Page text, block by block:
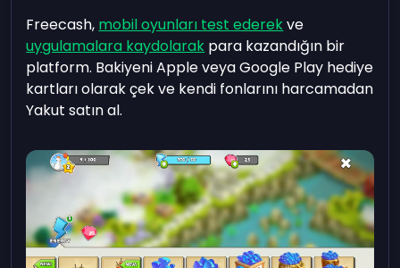
Freecash, mobil oyunları test ederekve
uygulamalara kaydolarak para kazandığın bir
platform. Bakiyeni Apple veya Google Play hediye
kartları olarak çek ve kendi fonlarını harcamadan
Yakut satın al.